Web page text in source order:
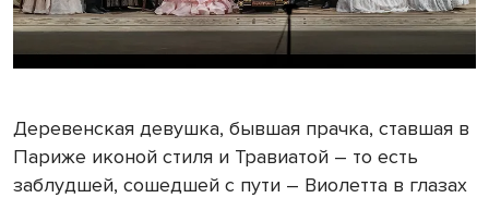
Деревенская девушка, бывшая прачка, ставшая в
Париже иконой стиля и Травиатой – то есть
заблудшей, сошедшей с пути – Виолетта в глазах